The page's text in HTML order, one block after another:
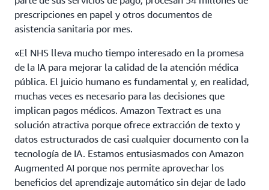
prescripciones en papel y otros documentos de
asistencia sanitaria por mes.
«El NHS lleva mucho tiempo interesado en la promesa
de la IA para mejorar la calidad de la atención médica
pública. El juicio humano es fundamental y, en realidad,
muchas veces es necesario para las decisiones que
implican pagos médicos. Amazon Textract es una
solución atractiva porque ofrece extracción de texto y
datos estructurados de casi cualquier documento con la
tecnología de IA. Estamos entusiasmados con Amazon
Augmented AI porque nos permite aprovechar los
beneficios del aprendizaje automático sin dejar de lado